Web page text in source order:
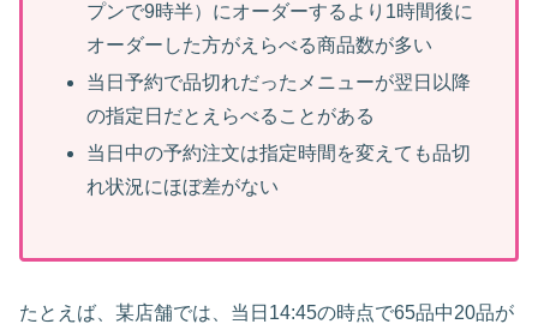
プンで9時半）にオーダーするより1時間後に
オーダーした方がえらべる商品数が多い
当日予約で品切れだったメニューが翌日以降
の指定日だとえらべることがある
当日中の予約注文は指定時間を変えても品切
れ状況にほぼ差がない
たとえば、某店舗では、当日14:45の時点で65品中20品が